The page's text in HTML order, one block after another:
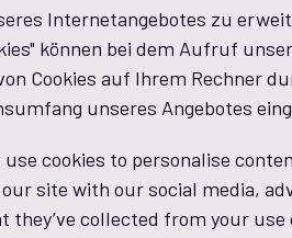
Internetangebotes zu
können bei dem Aufruf
Cookies auf Ihrem Rechner
unseres Angebotes
cookies to personalise
site with our social media,
they’ve collected from your